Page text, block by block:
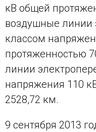
кВ общей
воздушные линии
классом
протяженностью
линии
напряжения 110
2528,72 км.
9 сентября 2013